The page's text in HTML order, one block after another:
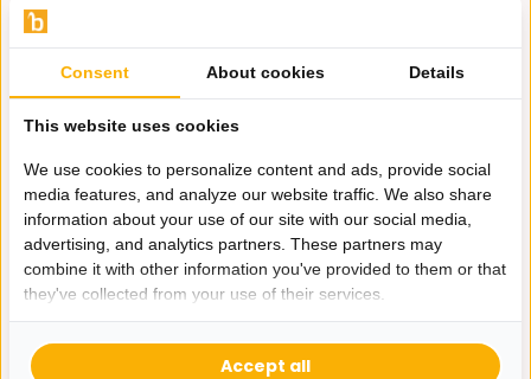
Nieuw!
Eiken 110x180 cm
De Houten Boogspiegel Arch
is dé eyecatcher voo...
Op voorraad
259,-
Nieuw!
De Houten Boogspiegel Arch
is dé eyecatcher voo...
Op voorraad
259,-
Consent About cookies Details
This website uses cookies
We use cookies to personalize content and ads, provide social
media features, and analyze our website traffic. We also share
information about your use of our site with our social media,
advertising, and analytics partners. These partners may
combine it with other information you've provided to them or that
they've collected from your use of their services.
Accept all